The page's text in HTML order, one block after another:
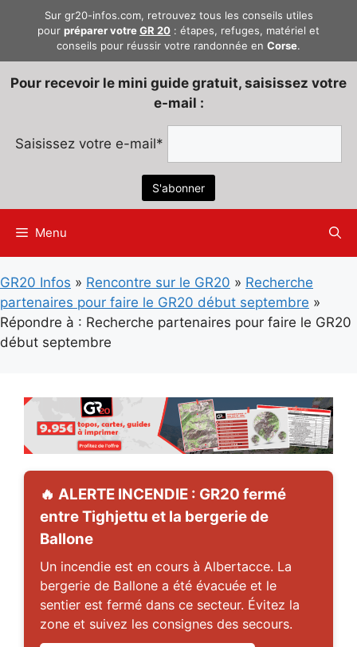
Sur gr20-infos.com, retrouvez tous les conseils utiles
pour préparer votreGR 20 : étapes, refuges, matériel et
conseils pour réussir votre randonnée en Corse.
Pour recevoir le mini guide gratuit, saisissez votre
e-mail :
Saisissez votre e-mail*
Menu
GR20 Infos » Rencontre sur le GR20 » Recherche
partenaires pour faire le GR20 début septembre »
Répondre à : Recherche partenaires pour faire le GR20
début septembre
🔥 ALERTE INCENDIE : GR20 fermé
entre Tighjettu et la bergerie de
Ballone
Un incendie est en cours à Albertacce. La
bergerie de Ballone a été évacuée et le
sentier est fermé dans ce secteur. Évitez la
zone et suivez les consignes des secours.